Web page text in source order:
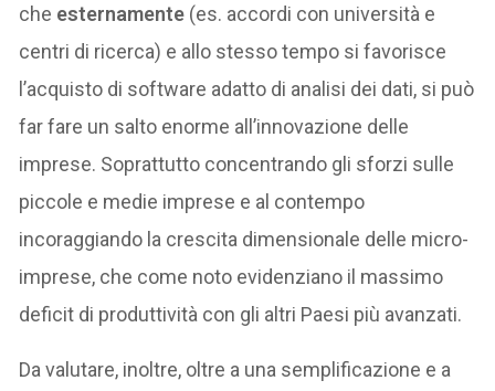
che esternamente (es. accordi con università e
centri di ricerca) e allo stesso tempo si favorisce
l’acquisto di software adatto di analisi dei dati, si può
far fare un salto enorme all’innovazione delle
imprese. Soprattutto concentrando gli sforzi sulle
piccole e medie imprese e al contempo
incoraggiando la crescita dimensionale delle micro-
imprese, che come noto evidenziano il massimo
deficit di produttività con gli altri Paesi più avanzati.
Da valutare, inoltre, oltre a una semplificazione e a